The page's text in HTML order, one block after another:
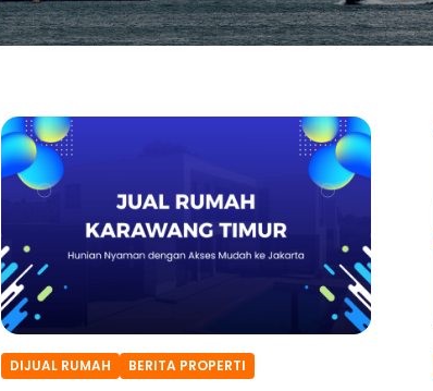
DIJUAL RUMAH BERITA PROPERTI